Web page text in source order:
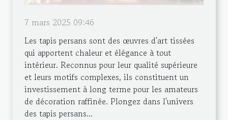
7 mars 2025 09:46
Les tapis persans sont des œuvres d'art tissées
qui apportent chaleur et élégance à tout
intérieur. Reconnus pour leur qualité supérieure
et leurs motifs complexes, ils constituent un
investissement à long terme pour les amateurs
de décoration raffinée. Plongez dans l'univers
des tapis persans...